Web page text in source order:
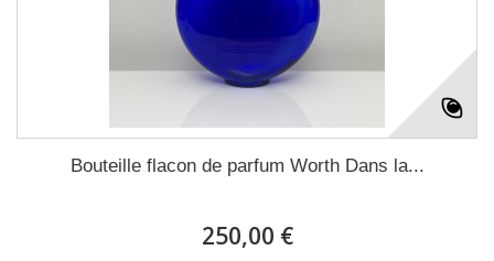
Bouteille flacon de parfum Worth Dans la...
250,00 €